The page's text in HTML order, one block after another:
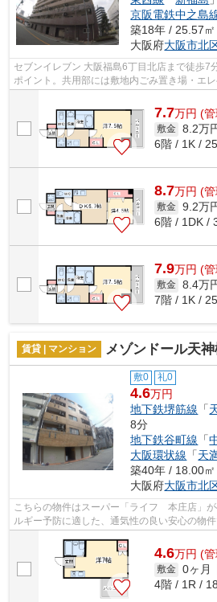
京阪電鉄中之島
築18年 / 25.57
大阪府大阪市北
セブンイレブン 大阪福島6丁目北店まで徒歩7
ポイント。共用部には敷地内ごみ置き場・エ
す。風通しが良い物件です。こちらの物...
7.7万円 (
敷金 8.2万
6階 / 1K /
8.7万円 (
敷金 9.2万
6階 / 1DK /
7.9万円 (
敷金 8.4万
7階 / 1K /
賃貸 | マンション メゾンドール天
敷0 礼0
4.6万円
地下鉄堺筋線 「
8分
地下鉄谷町線 「
大阪環状線 「天
築40年 / 18.00㎡
大阪府大阪市北
こちらの物件はスーパー「ライフ 本庄店」
ルギー予防に適した、通気性の良い安心の物
を吸うところから。防犯対策もバッチリ...
4.6万円 (
敷金 0ヶ月
4階 / 1R /